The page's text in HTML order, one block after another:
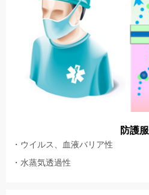
防護服
ウイルス、血液バリア性
水蒸気透過性